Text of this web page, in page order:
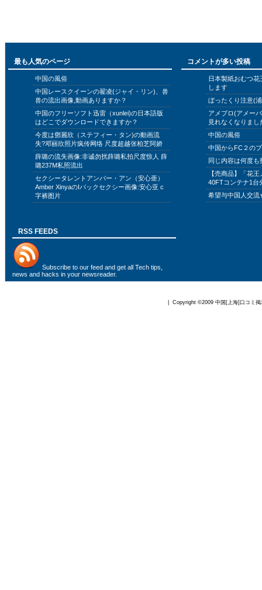
最も人気のページ
中国の風俗
中国レースクイーンの翟凌(ジャイ・リン)、兽
兽の流出画像,動画ありますか？
中国のフリーソフト迅雷（xunlei)の日本語版
はどこでダウンロードできますか？
今度は鄧麗欣（ステフィー・タン)の動画流
失?邓丽欣照片疯传网络 尺度超越张柏芝阿娇
薛璐の流失画像:非诚勿扰薛璐私拍尺度惊人 薛
璐237M私照流出
セクシータレントアンバー・アン（安心亜）
Amber XinyaのIバックセクシー画像:安心亚 c
字裤图片
コメントが多い投稿
日本製紙おむつ
します
ぼったくり注意(
アメブロ(アメー
見れなくなりまし
中国の風俗
中国からFC２の
同じ内容は何度
【売商品】「花
40FTコンテナ1台
希望与中国人交
RSS FEEDS
Subscribe to our feed and get all Tech tips,
news and hacks in your newsreader.
| Copyright ©2009 中国[上海]口コミ掲